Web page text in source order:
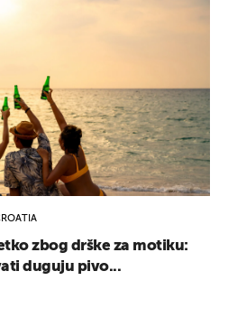
zbog drške za motiku:
duguju pivo...